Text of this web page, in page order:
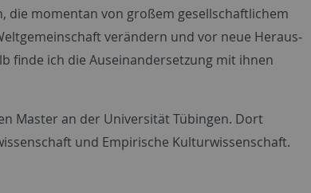
die momentan von großem gesellschaftlichem
verändern und vor neue Heraus­
finde ich die Auseinandersetzung mit ihnen
Master an der Universität Tübingen. Dort
und Empirische Kulturwissenschaft.